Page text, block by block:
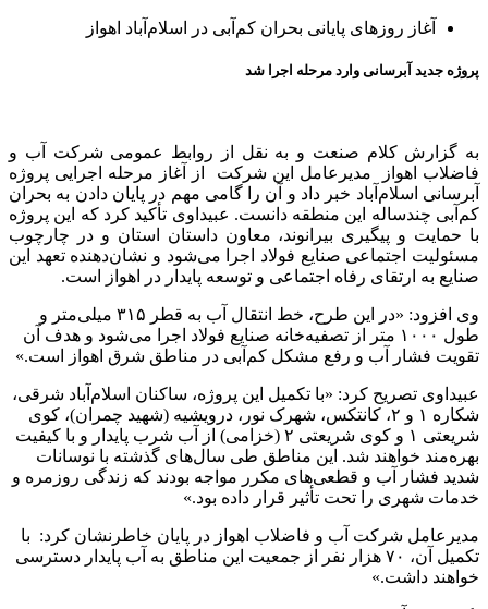
آغاز روزهای پایانی بحران کم‌آبی در اسلام‌آباد اهواز
پروژه جدید آبرسانی وارد مرحله اجرا شد
به گزارش کلام صنعت و به نقل از روابط عمومی شرکت آب و
فاضلاب اهواز مدیرعامل این شرکت از آغاز مرحله اجرایی پروژه
آبرسانی اسلام‌آباد خبر داد و آن را گامی مهم در پایان دادن به بحران
کم‌آبی چندساله این منطقه دانست. عبیداوی تأکید کرد که این پروژه
با حمایت و پیگیری بیرانوند، معاون داستان استان و در چارچوب
مسئولیت اجتماعی صنایع فولاد اجرا می‌شود و نشان‌دهنده تعهد این
صنایع به ارتقای رفاه اجتماعی و توسعه پایدار در اهواز است.
وی افزود: «در این طرح، خط انتقال آب به قطر ۳۱۵ میلی‌متر و
طول ۱۰۰۰ متر از تصفیه‌خانه صنایع فولاد اجرا می‌شود و هدف آن
تقویت فشار آب و رفع مشکل کم‌آبی در مناطق شرق اهواز است.»
عبیداوی تصریح کرد: «با تکمیل این پروژه، ساکنان اسلام‌آباد شرقی،
شکاره ۱ و ۲، کانتکس، شهرک نور، درویشیه (شهید چمران)، کوی
شریعتی ۱ و کوی شریعتی ۲ (خزامی) از آب شرب پایدار و با کیفیت
بهره‌مند خواهند شد. این مناطق طی سال‌های گذشته با نوسانات
شدید فشار آب و قطعی‌های مکرر مواجه بودند که زندگی روزمره و
خدمات شهری را تحت تأثیر قرار داده بود.»
مدیرعامل شرکت آب و فاضلاب اهواز در پایان خاطرنشان کرد: با
تکمیل آن، ۷۰ هزار نفر از جمعیت این مناطق به آب پایدار دسترسی
خواهند داشت.»